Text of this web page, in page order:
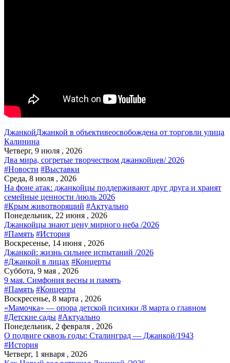
ДжанкойДжанкой в объективеосвобождена от торговли улица
Калинина
Четверг, 9 июля , 2026
Два мира, согретые творчеством джанкойцев/ 2026
#Новости #Выставки
Среда, 8 июля , 2026
На фоне атак: джанкойцы поддерживают друг друга и хранят
семейные ценности /июль 2026
#Крым животворящий #Актуально
Понедельник, 22 июня , 2026
Джанкойцы знают цену мирного неба /2026
#Память #История
Воскресенье, 14 июня , 2026
Джанкой: жизнь сильнее испытаний /2026
#Джанкой в лицах #Концерты
Суббота, 9 мая , 2026
9 мая. Симфония весны и память
#Память #Концерты
Воскресенье, 8 марта , 2026
«Мамочка» — опора детской психики /8 марта о главном
#Детские сады #Актуально
Понедельник, 2 февраля , 2026
О подвиге сквозь годы: Сталинград — Джанкой/1943
#История
Четверг, 1 января , 2026